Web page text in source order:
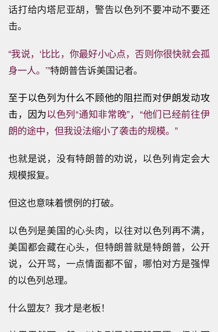
话打给内塔尼亚胡，警告以色列不要冲动不要还
击。
“我说，‘比比，你最好小心点，否则你很快就会孤
身一人。’”特朗普告诉美国记者。
至于以色列为什么不顾他的阻拦而对伊朗发动攻
击，因为以色列“通知非常晚”， “他们已经前往伊
朗的途中，但我设法缩小了袭击的规模。”
也就是说，没有特朗普的劝说，以色列肯定会大
规模报复。
但这也意味着惯例的打破。
以色列是美国的心头肉，以往对以色列再不满，
美国都会藏在心头，但特朗普就是特朗普，公开
说，公开骂，一点情面都不留，哪怕对方是强悍
的以色列总理。
什么盟友？我才是老板！